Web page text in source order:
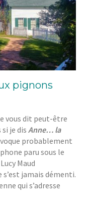
pignons
vous dit peut-être
si je disAnne… la
probablement
paru sous le
Maud
s’est jamais démenti.
qui s’adresse